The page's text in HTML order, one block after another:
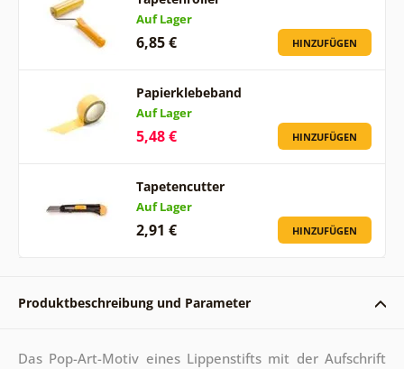
Auf Lager
6,85 € HINZUFÜGEN
Papierklebeband
Auf Lager
5,48 € HINZUFÜGEN
Tapetencutter
Auf Lager
2,91 € HINZUFÜGEN
Produktbeschreibung und Parameter
Das Pop-Art-Motiv eines Lippenstifts mit der Aufschrift